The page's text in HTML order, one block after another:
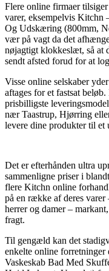
Flere online firmaer
varer, eksempelvis Kitchn
Og Udskæring (800mm,
vær på vagt da det
nøjagtigt klokkeslæt, så at
sendt afsted forud for at
Visse online selskaber
aftages for et fastsat
prisbilligste
nær Taastrup, Hjørring
levere dine produkter til et
Det er efterhånden ultra
sammenligne priser i
flere Kitchn online
på en række af deres
herrer og damer –
fragt.
Til gengæld kan det
enkelte online
Vaskeskab Bad Med